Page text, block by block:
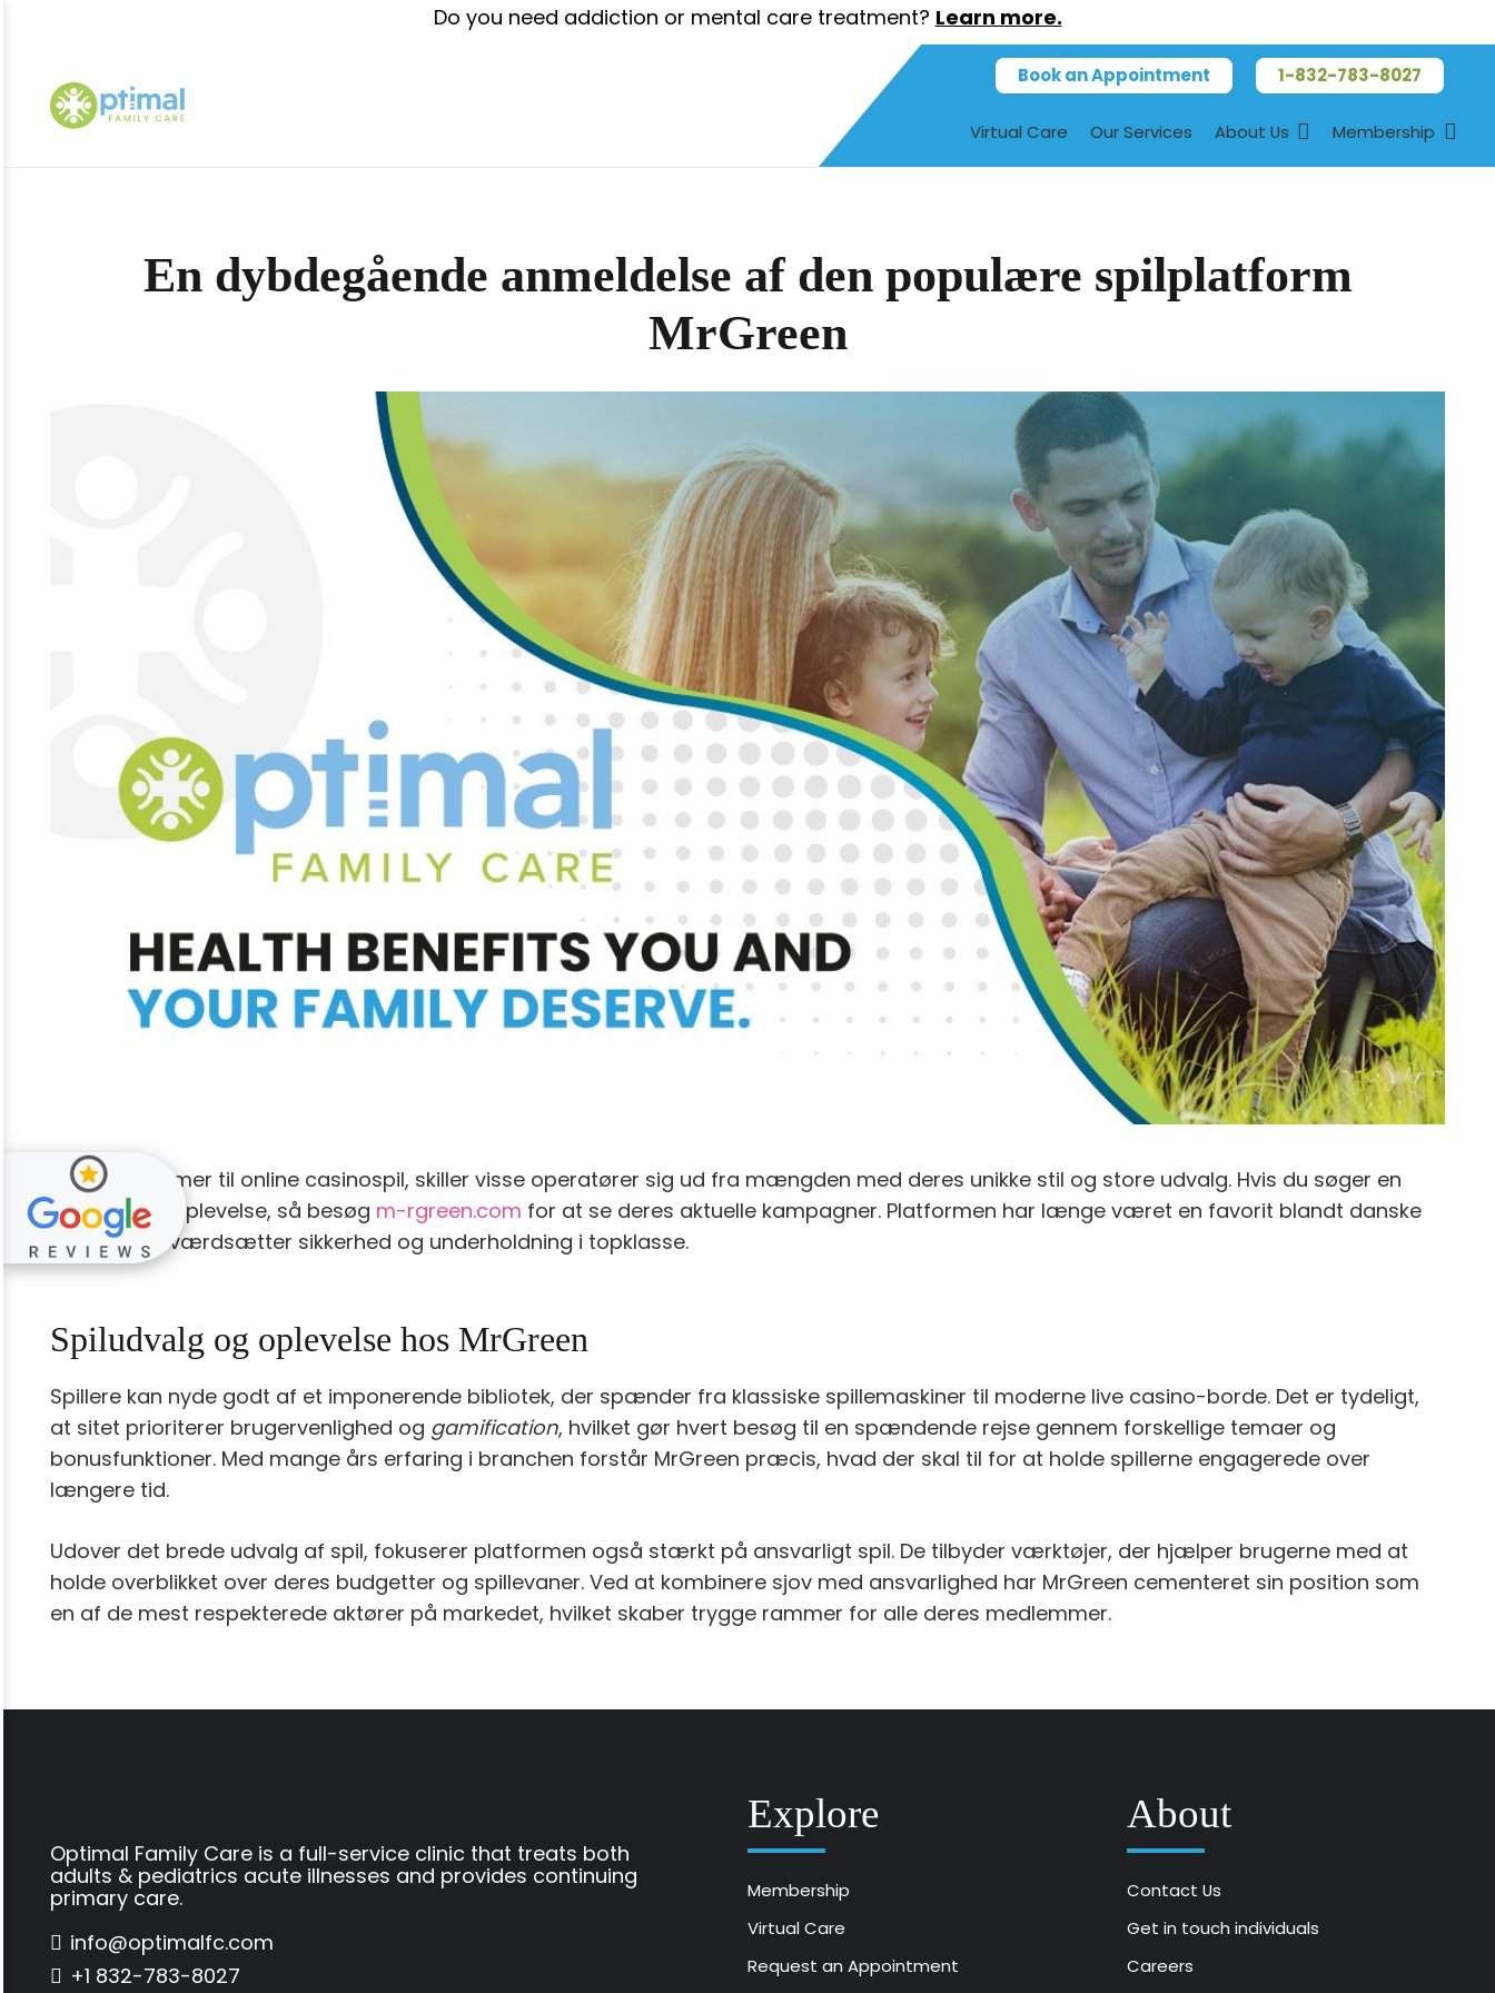
Do you need addiction or mental care treatment? Learn more.
Book an Appointment 1-832-783-8027
Virtual Care Our Services About Us Membership
En dybdegående anmeldelse af den populære spilplatform
MrGreen
Når det kommer til online casinospil, skiller visse operatører sig ud fra mængden med deres unikke stil og store udvalg. Hvis du søger en
pålidelig spiloplevelse, så besøg m-rgreen.com for at se deres aktuelle kampagner. Platformen har længe været en favorit blandt danske
spillere, der værdsætter sikkerhed og underholdning i topklasse.
Spiludvalg og oplevelse hos MrGreen
Spillere kan nyde godt af et imponerende bibliotek, der spænder fra klassiske spillemaskiner til moderne live casino-borde. Det er tydeligt,
at sitet prioriterer brugervenlighed og gamification, hvilket gør hvert besøg til en spændende rejse gennem forskellige temaer og
bonusfunktioner. Med mange års erfaring i branchen forstår MrGreen præcis, hvad der skal til for at holde spillerne engagerede over
længere tid.
Udover det brede udvalg af spil, fokuserer platformen også stærkt på ansvarligt spil. De tilbyder værktøjer, der hjælper brugerne med at
holde overblikket over deres budgetter og spillevaner. Ved at kombinere sjov med ansvarlighed har MrGreen cementeret sin position som
en af de mest respekterede aktører på markedet, hvilket skaber trygge rammer for alle deres medlemmer.
Optimal Family Care is a full-service clinic that treats both
adults & pediatrics acute illnesses and provides continuing
primary care.
info@optimalfc.com
+1 832-783-8027
Explore
Membership
Virtual Care
Request an Appointment
About
Contact Us
Get in touch individuals
Careers